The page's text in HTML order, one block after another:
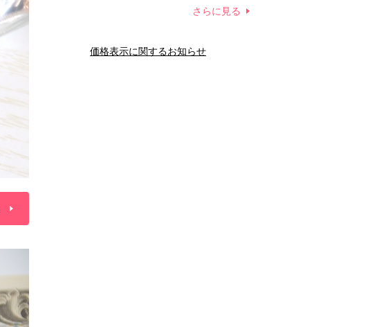
夫との関係
新津春子 どか食い
さらに見る
価格表示に関するお知らせ